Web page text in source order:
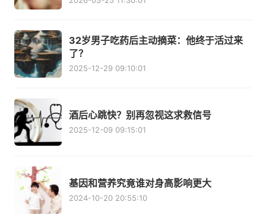
32岁男子吃药后主动摘菜：他终于活过来
了？
2025-12-29 09:10:01
酒后心跳快？别再忽视这求救信号
2025-12-09 09:15:01
基因和营养究竟谁对身高影响更大
2024-10-20 20:55:10